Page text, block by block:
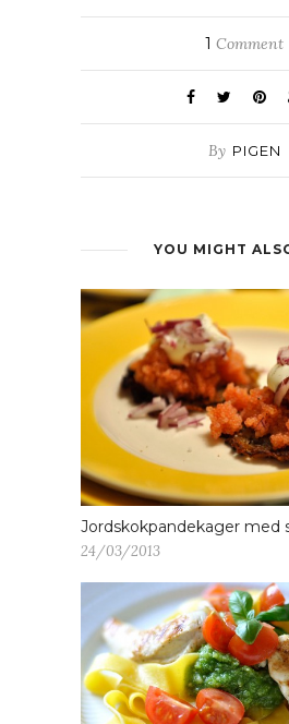
1 Comment
By PIGEN
YOU MIGHT
Jordskokpandekager med
24/03/2013